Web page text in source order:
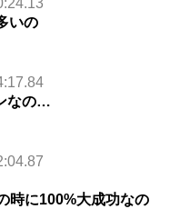
いの
なの…
時に100%大成功なの